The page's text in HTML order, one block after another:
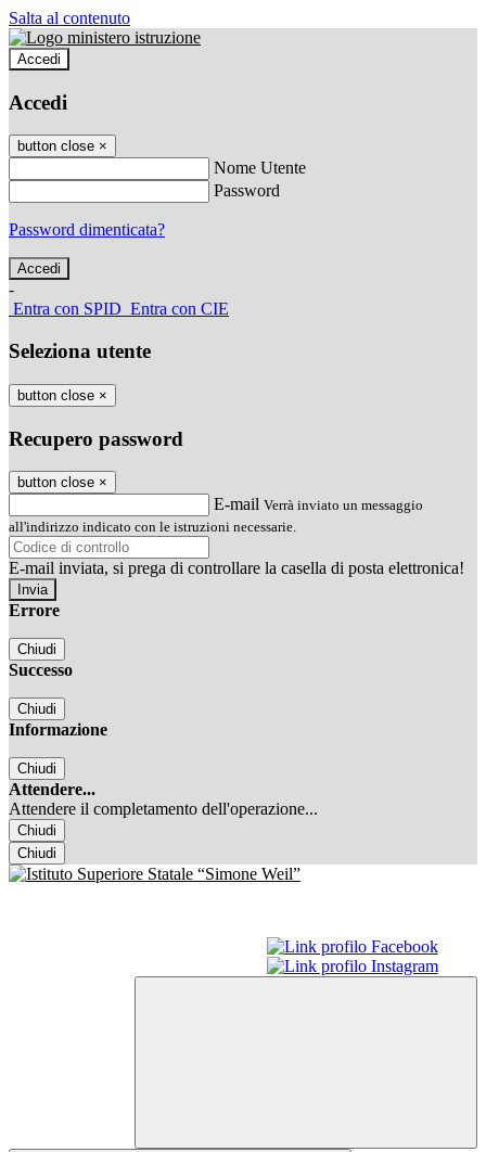
Salta al contenuto
Accedi
Accedi
button close ×
Nome Utente
Password
Password dimenticata?
-
Entra con SPID Entra con CIE
Seleziona utente
button close ×
Recupero password
button close ×
E-mail Verrà inviato un messaggio
all'indirizzo indicato con le istruzioni necessarie.
E-mail inviata, si prega di controllare la casella di posta elettronica!
Errore
Chiudi
Successo
Chiudi
Informazione
Chiudi
Attendere...
Attendere il completamento dell'operazione...
Chiudi
Chiudi